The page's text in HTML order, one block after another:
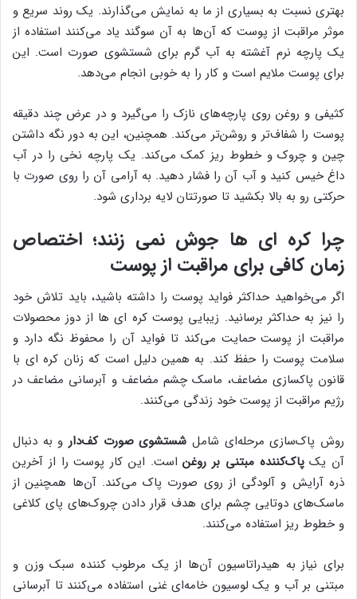
بهتری نسبت به بسیاری از ما به نمایش می‌گذارند. یک روند سریع و
موثر مراقبت از پوست که آن‌ها به آن سوگند یاد می‌کنند استفاده از
یک پارچه نرم آغشته به آب گرم برای شستشوی صورت است. این
برای پوست ملایم است و کار را به خوبی انجام می‌دهد.
کثیفی و روغن روی پارچه‌های نازک را می‌گیرد و در عرض چند دقیقه
پوست را شفاف‌تر و روشن‌تر می‌کند. همچنین، این به دور نگه داشتن
چین و چروک و خطوط ریز کمک می‌کند. یک پارچه نخی را در آب
داغ خیس کنید و آب آن را فشار دهید. به آرامی ‌آن را روی صورت با
حرکتی رو به بالا بکشید تا صورتتان لایه برداری شود.
چرا کره ای ها جوش نمی زنند؛ اختصاص
زمان کافی برای مراقبت از پوست
اگر می‌خواهید حداکثر فواید پوست را داشته باشید، باید تلاش خود
را نیز به حداکثر برسانید. زیبایی پوست کره ای ها از دوز محصولات
مراقبت از پوست حمایت می‌کند تا فواید آن را محفوظ نگه دارد و
سلامت پوست را حفظ کند. به همین دلیل است که زنان کره ای با
قانون پاکسازی مضاعف، ماسک چشم مضاعف و آبرسانی مضاعف در
رژیم مراقبت از پوست خود زندگی می‌کنند.
روش پاک‌سازی مرحله‌ای شامل شستشوی صورت کف‌دارو به دنبال
آن یکپاک‌کننده مبتنی بر روغناست. این کار پوست را از آخرین
ذره آرایش و آلودگی از روی صورت پاک می‌کند. آن‌ها همچنین از
ماسک‌های دوتایی چشم برای هدف قرار دادن چروک‌های پای کلاغی
و خطوط ریز استفاده می‌کنند.
برای نیاز به هیدراتاسیون آن‌ها از یک مرطوب کننده سبک وزن و
مبتنی بر آب و یک لوسیون خامه‌ای غنی استفاده می‌کنند تا آبرسانی